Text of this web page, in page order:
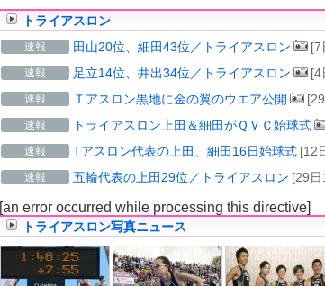
トライアスロン
速報 田山20位、細田43位／トライアスロン [7
速報 足立14位、井出34位／トライアスロン [4
速報 Ｔアスロン黒地に金の翼のウエア公開
速報 トライアスロン上田＆細田がＱＶＣ始球式
速報 Tアスロン代表の上田、細田16日始球式 [12
速報 五輪代表の上田29位／トライアスロン [29
[an error occurred while processing this directive]
トライアスロン写真ニュース